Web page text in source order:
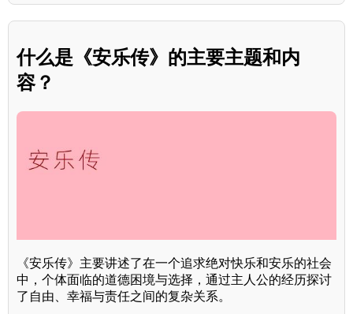
什么是《安乐传》的主要主题和内
容？
《安乐传》主要讲述了在一个追求绝对快乐和安乐的社会
中，个体面临的道德困境与选择，通过主人公的经历探讨
了自由、幸福与责任之间的复杂关系。